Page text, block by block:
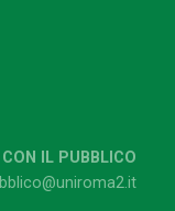
IL PUBBLICO